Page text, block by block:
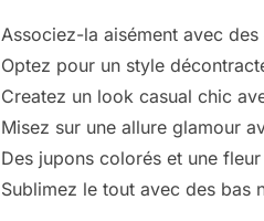
Associez-la aisément avec
Optez pour un style
Createz un look casual chic
Misez sur une allure glamour
Des jupons colorés et une
Sublimez le tout avec des bas